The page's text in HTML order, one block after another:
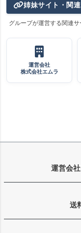
姉妹サイト・関
グループが運営する関連サ
運営会社
株式会社エムラ
運営会
送